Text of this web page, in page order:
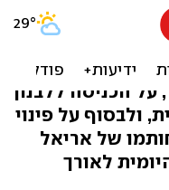
הכניסה ללבנון
ולבסוף על פינוי
של אריאל
לאורך